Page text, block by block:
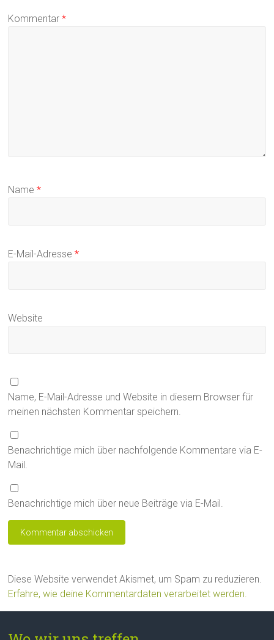
Kommentar*
Name*
E-Mail-Adresse*
Website
Name, E-Mail-Adresse und Website in diesem Browser für
meinen nächsten Kommentar speichern.
Benachrichtige mich über nachfolgende Kommentare via E-
Mail.
Benachrichtige mich über neue Beiträge via E-Mail.
Diese Website verwendet Akismet, um Spam zu reduzieren.
Erfahre, wie deine Kommentardaten verarbeitet werden.